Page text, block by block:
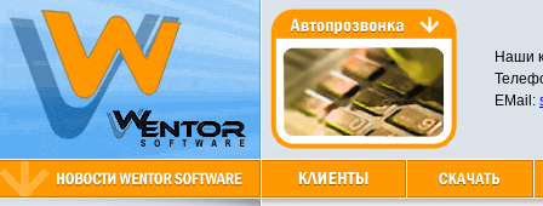
Наши
EMail: